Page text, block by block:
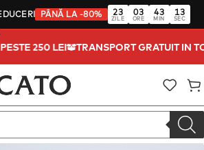
PÂNĂ LA -80% 23
ZILE
03
ORE
43
MIN
13
SEC
PESTE 250 LEI TRANSPORT GRATUIT